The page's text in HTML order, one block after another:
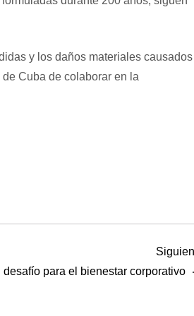
y los daños materiales causados
Cuba de colaborar en la
desafío para el bienestar corporativo